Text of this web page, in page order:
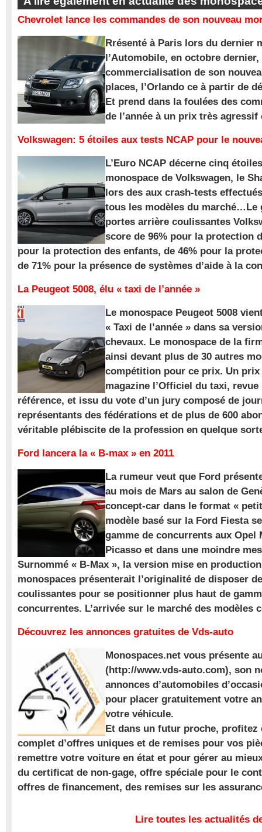
Chevrolet lance les commandes de son nouveau
Rrésenté à Paris lors du dernier
l’Automobile, en octobre
commercialisation de son
places, l’Orlando ce à partir de
Et prend dans la foulées des
de l’année à un prix très agressif
Volkswagen: 5 étoiles aux tests NCAP pour le
L’Euro NCAP décerne cinq
monospace de Volkswagen, le
lors des aux crash-tests
tous les modèles du marché…Le
portes arrière coulissantes
score de 96% pour la protection
pour la protection des enfants, de 46% pour la
de 71% pour la présence de systèmes d’aide à la
La Peugeot 5008, élu « taxi de l’année »
Le monospace Peugeot 5008
« Taxi de l’année » dans sa
chevaux. Le monospace de la
ainsi devant plus de 30 autres
compétition pour ce prix. Un
magazine l’Officiel du taxi,
référence, et issu du vote d’un jury composé de
représentants des fédérations et de plus de 600
véritable plébiscite de la profession en quelque
Ford lancera la « B-max » en 2011
La rumeur veut que Ford
au mois de Mars au salon de
concept-car dans le format «
modèle basé sur la Ford Fiesta
gamme de concurrents aux Opel
Picasso et dans une moindre
Surnommé « B-Max », la version mise en
monospaces présenterait l’originalité de disposer
coulissantes pour se positionner plus haut de
concurrentes. L’arrivée sur le marché des modèles
Découvrez les annonces gratuites de Vds-auto
Monospaces.net vous présente
(http://www.vds-auto.com), son
annonces d’automobiles
pour placer gratuitement votre
votre véhicule.
Et dans un futur proche, profitez
complet d’offres uniques et de remises pour vos
remettre votre voiture en état et pour gérer au
du certificat de non-gage, offre spéciale pour le
offres de financement, des remises sur les
Lire toutes les actualités